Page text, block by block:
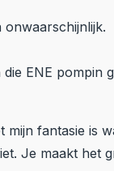
onwaarschijnlijk.
ENE pompin
mijn fantasie is
Je maakt het